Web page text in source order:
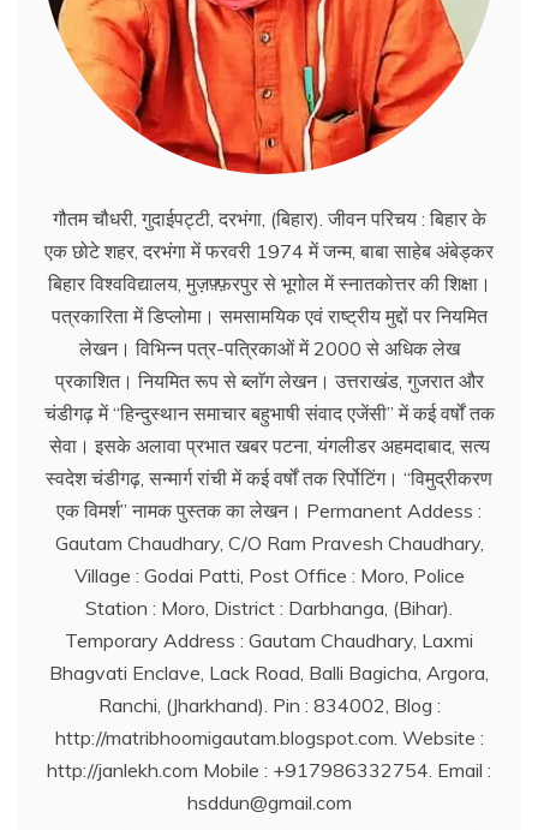
गौतम चौधरी, गुदाईपट्टी, दरभंगा, (बिहार). जीवन परिचय : बिहार के
एक छोटे शहर, दरभंगा में फरवरी 1974 में जन्म, बाबा साहेब अंबेड्कर
बिहार विश्वविद्यालय, मुज़फ़्फ़रपुर से भूगोल में स्नातकोत्तर की शिक्षा।
पत्रकारिता में डिप्लोमा। समसामयिक एवं राष्ट्रीय मुद्दों पर नियमित
लेखन। विभिन्न पत्र-पत्रिकाओं में 2000 से अधिक लेख
प्रकाशित। नियमित रूप से ब्लाॅग लेखन। उत्तराखंड, गुजरात और
चंडीगढ़ में ‘‘हिन्दुस्थान समाचार बहुभाषी संवाद एजेंसी’’ में कई वर्षों तक
सेवा। इसके अलावा प्रभात खबर पटना, यंगलीडर अहमदाबाद, सत्य
स्वदेश चंडीगढ़, सन्मार्ग रांची में कई वर्षों तक रिर्पोटिंग। ‘‘विमुद्रीकरण
एक विमर्श’’ नामक पुस्तक का लेखन। Permanent Addess :
Gautam Chaudhary, C/O Ram Pravesh Chaudhary,
Village : Godai Patti, Post Office : Moro, Police
Station : Moro, District : Darbhanga, (Bihar).
Temporary Address : Gautam Chaudhary, Laxmi
Bhagvati Enclave, Lack Road, Balli Bagicha, Argora,
Ranchi, (Jharkhand). Pin : 834002, Blog :
http://matribhoomigautam.blogspot.com. Website :
http://janlekh.com Mobile : +917986332754. Email :
hsddun@gmail.com